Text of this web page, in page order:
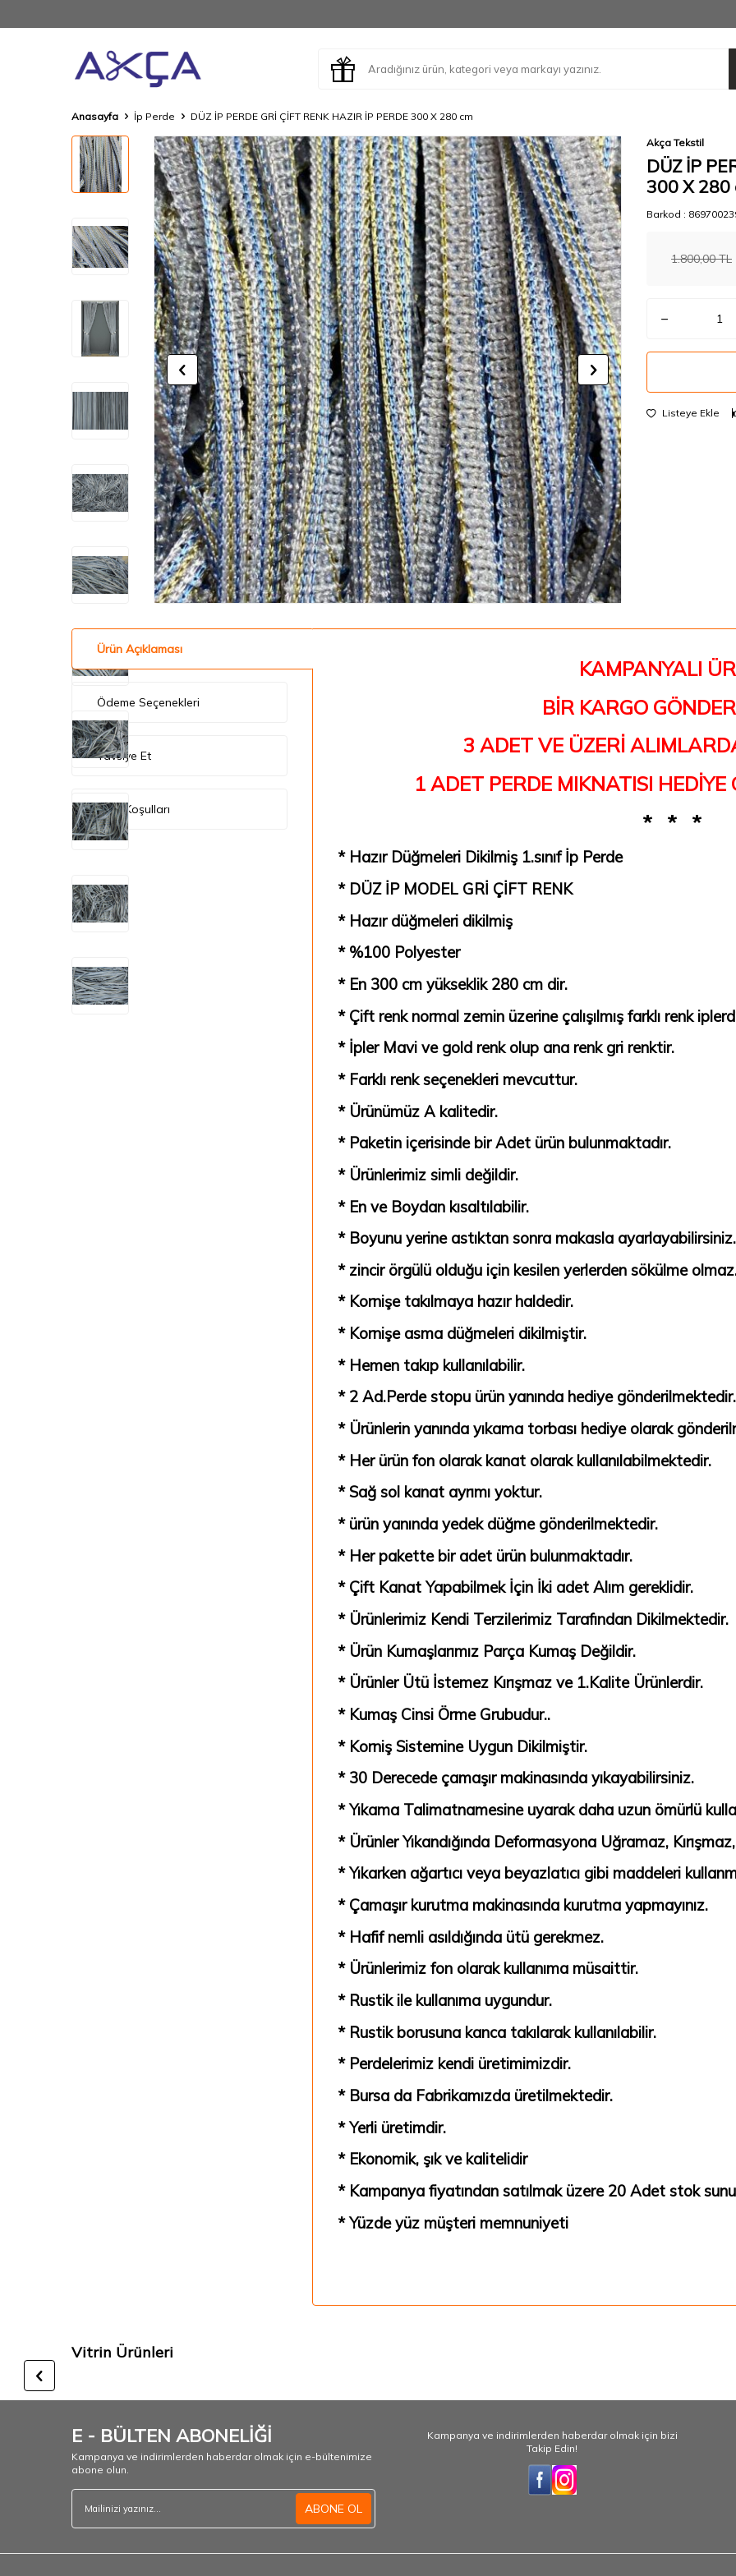
Anasayfa İp Perde DÜZ İP PERDE GRİ ÇİFT RENK HAZIR İP PERDE 300 X 280 cm
Akça Tekstil
DÜZ İP
300 X 280
Barkod :
1.800,00TL
Listeye Ekle
Ürün Açıklaması
Ödeme Seçenekleri
Tavsiye Et
İade Koşulları
KAMPANYALI
BİR KARGO
3 ADET VE ÜZERİ
1 ADET PERDE MIKNATISI HEDİYE
* * *
* Hazır Düğmeleri Dikilmiş 1.sınıf İp Perde
* DÜZ İP MODEL GRİ ÇİFT RENK
* Hazır düğmeleri dikilmiş
* %100 Polyester
* En 300 cm yükseklik 280 cm dir.
* Çift renk normal zemin üzerine çalışılmış farklı renk
* İpler Mavi ve gold renk olup ana renk gri renktir.
* Farklı renk seçenekleri mevcuttur.
* Ürünümüz A kalitedir.
* Paketin içerisinde bir Adet ürün bulunmaktadır.
* Ürünlerimiz simli değildir.
* En ve Boydan kısaltılabilir.
* Boyunu yerine astıktan sonra makasla ayarlayabilirsiniz.
* zincir örgülü olduğu için kesilen yerlerden sökülme
* Kornişe takılmaya hazır haldedir.
* Kornişe asma düğmeleri dikilmiştir.
* Hemen takıp kullanılabilir.
* 2 Ad.Perde stopu ürün yanında hediye gönderilmektedir.
* Ürünlerin yanında yıkama torbası hediye olarak
* Her ürün fon olarak kanat olarak kullanılabilmektedir.
* Sağ sol kanat ayrımı yoktur.
* ürün yanında yedek düğme gönderilmektedir.
* Her pakette bir adet ürün bulunmaktadır.
* Çift Kanat Yapabilmek İçin İki adet Alım gereklidir.
* Ürünlerimiz Kendi Terzilerimiz Tarafından Dikilmektedir.
* Ürün Kumaşlarımız Parça Kumaş Değildir.
* Ürünler Ütü İstemez Kırışmaz ve 1.Kalite Ürünlerdir.
* Kumaş Cinsi Örme Grubudur..
* Korniş Sistemine Uygun Dikilmiştir.
* 30 Derecede çamaşır makinasında yıkayabilirsiniz.
* Yıkama Talimatnamesine uyarak daha uzun ömürlü
* Ürünler Yıkandığında Deformasyona Uğramaz,
* Yıkarken ağartıcı veya beyazlatıcı gibi maddeleri
* Çamaşır kurutma makinasında kurutma yapmayınız.
* Hafif nemli asıldığında ütü gerekmez.
* Ürünlerimiz fon olarak kullanıma müsaittir.
* Rustik ile kullanıma uygundur.
* Rustik borusuna kanca takılarak kullanılabilir.
* Perdelerimiz kendi üretimimizdir.
* Bursa da Fabrikamızda üretilmektedir.
* Yerli üretimdir.
* Ekonomik, şık ve kalitelidir
* Kampanya fiyatından satılmak üzere 20 Adet stok
* Yüzde yüz müşteri memnuniyeti
Vitrin Ürünleri
E - BÜLTEN ABONELİĞİ
Kampanya ve indirimlerden haberdar olmak için e-bültenimize
abone olun.
ABONE OL
Kampanya ve indirimlerden haberdar olmak için bizi
Takip Edin!